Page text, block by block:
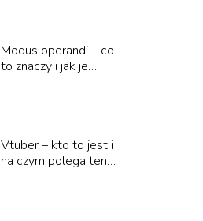
Modus operandi – co
to znaczy i jak je
Vtuber – kto to jest i
na czym polega ten